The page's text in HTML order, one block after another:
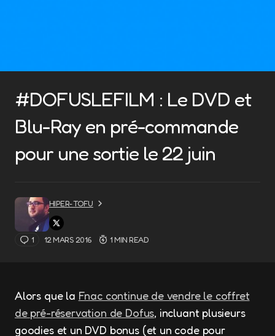
#DOFUSLEFILM : Le DVD et
Blu-Ray en pré-commande
pour une sortie le 22 juin
HIPER-TOFU
1 12 MARS 2016 1 MIN READ
Alors que la Fnac continue de vendre le coffret
de pré-réservation de Dofus, incluant plusieurs
goodies et un DVD bonus (et un code pour